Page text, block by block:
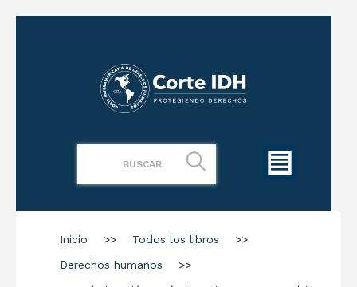
Inicio >> Todos los libros
>>
Derechos humanos
>>